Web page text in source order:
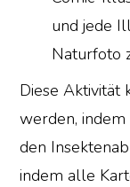
und jede
Naturfoto
Diese Aktivität
werden,
den
indem alle